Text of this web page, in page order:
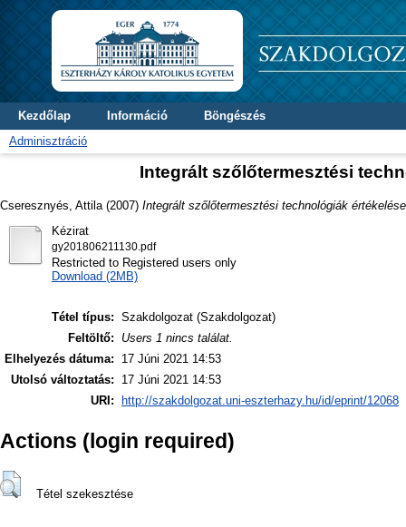
Kezdőlap Információ
Böngészés
Adminisztráció
Integrált szőlőtermesztési
Cseresznyés, Attila (2007) Integrált szőlőtermesztési technológiák
Kézirat
gy201806211130.pdf
Restricted to Registered users only
Download (2MB)
Tétel típus: Szakdolgozat (Szakdolgozat)
Feltöltő:
Users 1 nincs találat.
Elhelyezés dátuma:
17 Júni 2021 14:53
Utolsó változtatás:
17 Júni 2021 14:53
URI:
http://szakdolgozat.uni-eszterhazy.hu/id/eprint/12068
Actions (login required)
Tétel szekesztése